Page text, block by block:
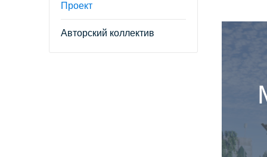
Проект
Авторский коллектив